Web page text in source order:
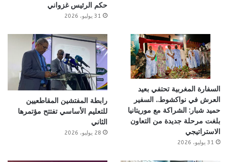
حكم الرئيس غزواني
31 يوليو، 2026
السفارة المغربية تحتفي بعيد
العرش في نواكشوط.. السفير
حميد شبار: الشراكة مع موريتانيا
بلغت مرحلة جديدة من التعاون
الاستراتيجي
31 يوليو، 2026
رابطة المفتشين المقاطعيين
للتعليم الأساسي تفتتح مؤتمرها
الثاني
28 يوليو، 2026